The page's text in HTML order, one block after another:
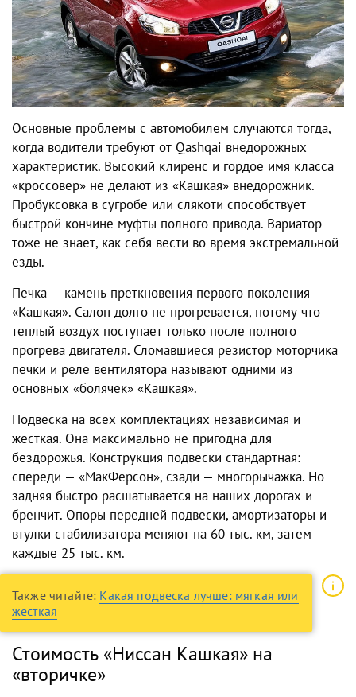
Основные проблемы с автомобилем случаются тогда,
когда водители требуют от Qashqai внедорожных
характеристик. Высокий клиренс и гордое имя класса
«кроссовер» не делают из «Кашкая» внедорожник.
Пробуксовка в сугробе или слякоти способствует
быстрой кончине муфты полного привода. Вариатор
тоже не знает, как себя вести во время экстремальной
езды.
Печка — камень преткновения первого поколения
«Кашкая». Салон долго не прогревается, потому что
теплый воздух поступает только после полного
прогрева двигателя. Сломавшиеся резистор моторчика
печки и реле вентилятора называют одними из
основных «болячек» «Кашкая».
Подвеска на всех комплектациях независимая и
жесткая. Она максимально не пригодна для
бездорожья. Конструкция подвески стандартная:
спереди — «МакФерсон», сзади — многорычажка. Но
задняя быстро расшатывается на наших дорогах и
бренчит. Опоры передней подвески, амортизаторы и
втулки стабилизатора меняют на 60 тыс. км, затем —
каждые 25 тыс. км.
Также читайте: Какая подвеска лучше: мягкая или
жесткая
Стоимость «Ниссан Кашкая» на
«вторичке»